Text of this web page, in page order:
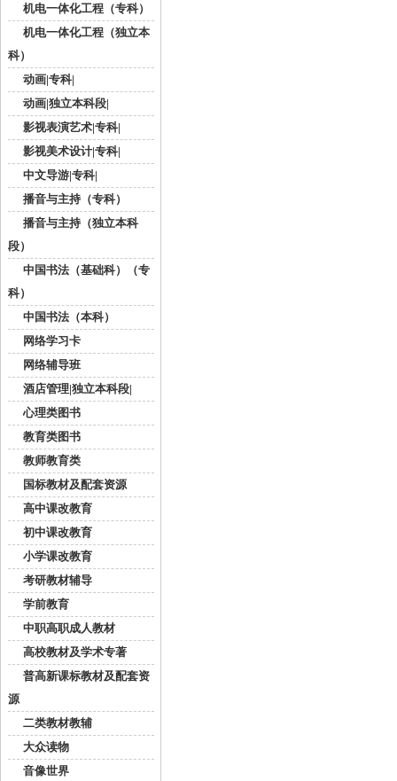
机电一体化工程（专科）
机电一体化工程（独立本
科）
动画|专科|
动画|独立本科段|
影视表演艺术|专科|
影视美术设计|专科|
中文导游|专科|
播音与主持（专科）
播音与主持（独立本科
段）
中国书法（基础科）（专
科）
中国书法（本科）
网络学习卡
网络辅导班
酒店管理|独立本科段|
心理类图书
教育类图书
教师教育类
国标教材及配套资源
高中课改教育
初中课改教育
小学课改教育
考研教材辅导
学前教育
中职高职成人教材
高校教材及学术专著
普高新课标教材及配套资
源
二类教材教辅
大众读物
音像世界